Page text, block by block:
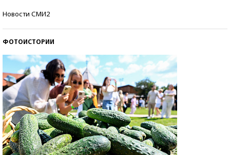
Новости СМИ2
ФОТОИСТОРИИ